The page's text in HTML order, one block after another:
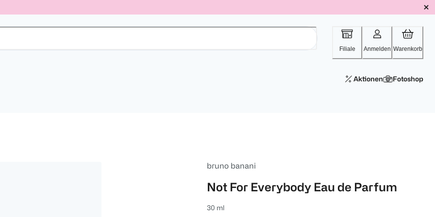
Filiale Anmelden Warenkorb
Aktionen Fotoshop
bruno banani
Not For Everybody Eau de Parfum
30 ml